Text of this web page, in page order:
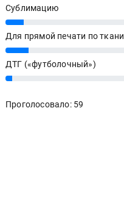
Сублимацию
8%
Для прямой печати по ткани
10%
ДТГ («футболочный»)
3%
Проголосовало: 59